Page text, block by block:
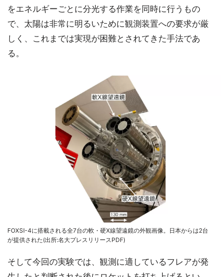
をエネルギーごとに分光する作業を同時に行うもの
で、太陽は非常に明るいために観測装置への要求が厳
しく、これまでは実現が困難とされてきた手法であ
る。
FOXSI-4に搭載される全7台の軟・硬X線望遠鏡の外観画像。日本からは2台
が提供された(出所:名大プレスリリースPDF)
そして今回の実験では、観測に適しているフレアが発